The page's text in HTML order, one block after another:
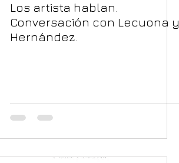
Los artista hablan.
Conversación con Lecuona y
Hernández.